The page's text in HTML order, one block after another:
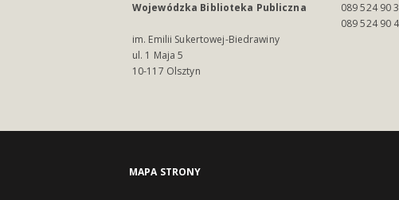
Wojewódzka Biblioteka Publiczna
im. Emilii Sukertowej-Biedrawiny
ul. 1 Maja 5
10-117 Olsztyn
089 524 90
089 524 90
MAPA STRONY